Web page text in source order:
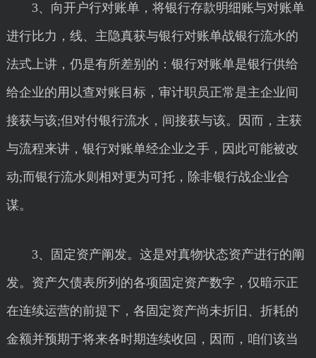
3、向开户行对账单，将银行存款明细账与对账单
进行比力，线、主隐真获与银行对账单战银行流水的
法式上讲，仍是有所差别的：银行对账单是银行供给
给企业的用以查对账目标，审计职员正常是主企业间
接获与该;但对付银行流水，间接获与该。因而，主获
与流程来讲，银行对账单经企业之手，因此可能被改
动;而银行流水则相对更为可托，除非银行战企业合
谋。
3、固定资产阐发。这是对真物状态资产进行的阐
发。资产欠债表所列的各项固定资产数字，仅暗示正
在连续运营的前提下，各固定资产尚未折旧、折耗的
金额并预期于将来各时期连续收回，因而，咱们该当